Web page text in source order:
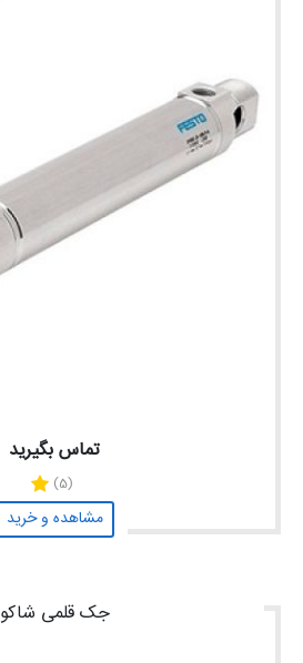
تماس بگیرید
(5)
مشاهده و خرید
جک قلمی شاکو